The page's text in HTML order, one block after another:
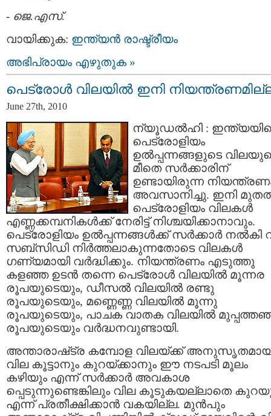
- ജെ.എസ്.
വായിക്കുക: ഇന്ത്യന്‍ രാഷ്ട്രീയം
അഭിപ്രായം എഴുതുക »
പെട്രോള്‍ വിലയില്‍ ഇനി
June 27th, 2010
ന്യൂഡല്‍ഹി :
പെട്രോളിയം
ഉല്‍പ്പന്നങ്ങളുടെ
മീതെ സര്‍ക്കാരിന്
ഉണ്ടായിരുന്ന
അവസാനിച്ചു. ഇനി
പെട്രോളിയം വിലകള്‍
എണ്ണക്കമ്പനികള്‍ക്ക് നേരിട്ട് നിശ്ചയിക്കാനാവും.
പെട്രോളിയം ഉല്‍പ്പന്നങ്ങള്‍ക്ക്‌ സര്‍ക്കാര്‍ നല്‍കി
സബ്സിഡി നിര്‍ത്തലാകുന്നതോടെ വിലകള്‍
ഗണ്യമായി വര്‍ദ്ധിക്കും. നിയന്ത്രണം എടുത്തു
കളഞ്ഞ ഉടന്‍ തന്നെ പെട്രോള്‍ വിലയില്‍ മൂന്നര
രൂപയുടെയും, ഡീസല്‍ വിലയില്‍ രണ്ടു
രൂപയുടെയും, മണ്ണെണ്ണ വിലയില്‍ മൂന്നു
രൂപയുടെയും, പാചക വാതക വിലയില്‍
രൂപയുടെയും വര്‍ദ്ധനവുണ്ടായി.
അന്താരാഷ്‌ട്ര കമ്പോള വിലയ്ക്ക്
വില കൂട്ടാനും കുറയ്ക്കാനും ഈ നടപടി മൂലം
കഴിയും എന്ന് സര്‍ക്കാര്‍ അവകാശ
പ്പെടുന്നുണ്ടെങ്കിലും വില കൂടുകയല്ലാതെ
എന്ന് പ്രതീക്ഷിക്കാന്‍ വകയില്ല. മുന്‍പും